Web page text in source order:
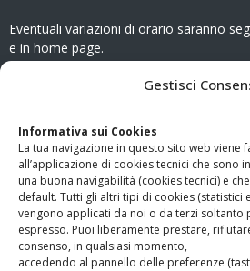
Gestisci
Informativa sui Cookies
La tua navigazione in questo sito web viene
all’applicazione di cookies tecnici che sono
una buona navigabilità (cookies tecnici) e
default. Tutti gli altri tipi di cookies (statistici
vengono applicati da noi o da terzi soltanto
espresso. Puoi liberamente prestare,
consenso, in qualsiasi momento,
accedendo al pannello delle preferenze
Eventuali variazioni di orario saranno
e in home page.
www.odg.toscana.it – testata registrata
Firenze al nr. 5208 dell’ 08.10.2002.
Giampaolo Marchini – C.F. 80005790482
LINK UTILI